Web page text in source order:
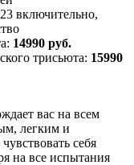
включительно,
14990 руб.
трисьюта: 15990
вас на всем
легким и
себя
на все испытания